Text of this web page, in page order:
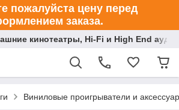
пожалуйста цену перед
заказа.
кинотеатры, Hi-Fi и High End
Виниловые проигрыватели и